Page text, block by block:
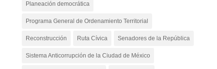
Planeación democrática
Programa General de Ordenamiento Territorial
Reconstrucción Ruta Cívica Senadores de la República
Sistema Anticorrupción de la Ciudad de México